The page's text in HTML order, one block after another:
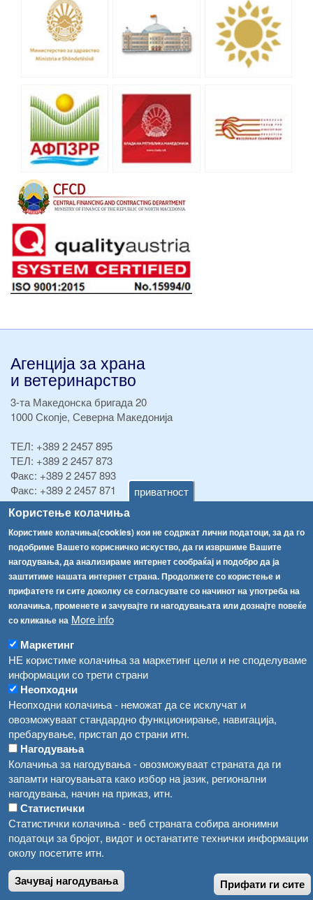
приватност
Користење колачиња
Користиме колачиња(cookies) кои не содржат лични податоци, за да го
подобриме Вашето корисничко искуство, да ги извршиме Вашите
нагодувања, да анализираме интернет сообраќај и подобро да ја
заштитиме нашата интернет страна. Продолжете со користење и
прифатете ги сите доколку се согласувате со начинот на употреба на
колачиња, променете и зачувајте ги нагодувањата или дознајте повеќе
со кликање на More info
Маркетинг
НЕ користиме колачиња за маркетинг цели и не споделуваме
информации со трети страни
Неопходни
Неопходни колачиња - неможат да се исклучат и
овозможуваат стандардно функционирање, навигација,
пребарување, пристап до страни итн.
Нагодувања
Колачиња за нагодувања - овозможуваат страната да ги
запамти нагоувањата како избор на јазик, регионални
нагодувања, начин на приказ, итн.
Статистички
Статистички колачиња - веб страната собира анонимни
податоци за бројот, видот и останатите технички информации
околу посетите итн.
Зачувај нагодувања Прифати ги сите
Агенција за храна
и ветеринарство
3-та Македонска бригада 20
1000 Скопје, Северна Македонија
ТЕЛ: +389 2 2457 895
ТЕЛ: +389 2 2457 873
Факс: +389 2 2457 893
Факс: +389 2 2457 871
info@fva.gov.mk
[АХВ-претходна страна]
Соопштенија
Високите температури ризик од труење со храна, опасни се и за животните
Водата во Гостивар може да се користи како техничка, продолжува испораката на флаширана вода
Во Гостивар спроведени 70 вонредни контроли
Забраната за водата во Гостивар останува на сила, операторите да користат само технички безбедна вода
Забранета за пиење водата од гостиварскиот водовод
Навигација
Архива
Регистри
Обрасци
Огласи